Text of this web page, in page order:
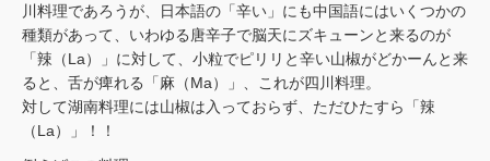
川料理であろうが、日本語の「辛い」にも中国語にはいくつかの
種類があって、いわゆる唐辛子で脳天にズキューンと来るのが
「辣（La）」に対して、小粒でピリリと辛い山椒がどかーんと来
ると、舌が痺れる「麻（Ma）」、これが四川料理。
対して湖南料理には山椒は入っておらず、ただひたすら「辣
（La）」！！